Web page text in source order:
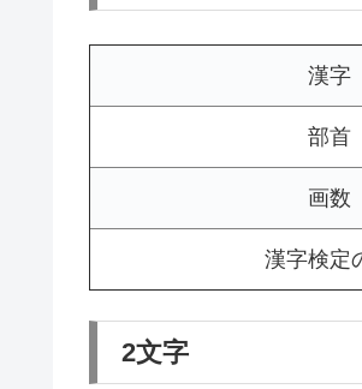
漢字
部首
画数
漢字検定
2文字